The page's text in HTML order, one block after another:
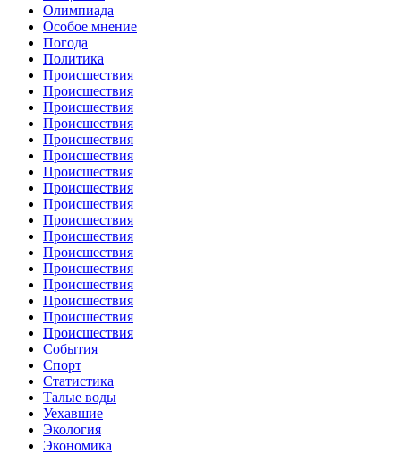
Олимпиада
Особое мнение
Погода
Политика
Происшествия
Происшествия
Происшествия
Происшествия
Происшествия
Происшествия
Происшествия
Происшествия
Происшествия
Происшествия
Происшествия
Происшествия
Происшествия
Происшествия
Происшествия
Происшествия
Происшествия
События
Спорт
Статистика
Талые воды
Уехавшие
Экология
Экономика